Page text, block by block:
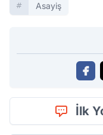
Asayiş
İlk